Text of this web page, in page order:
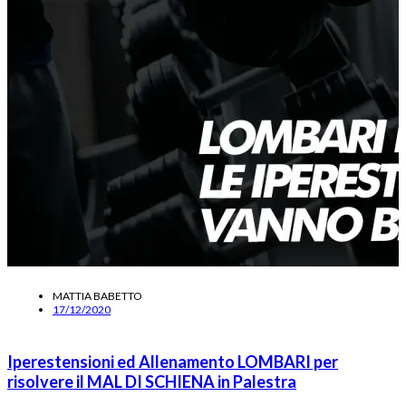
MATTIA BABETTO
17/12/2020
Iperestensioni ed Allenamento LOMBARI per
risolvere il MAL DI SCHIENA in Palestra